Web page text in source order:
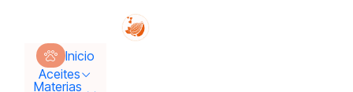
Inicio
Aceites
Materias
Tus sueños se concretan aquí !!!
Inicio Productos terminados